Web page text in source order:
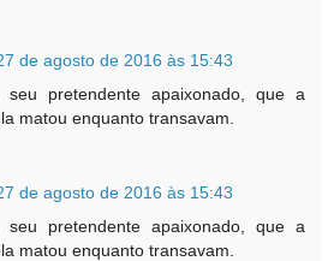
de agosto de 2016 às 15:43
seu pretendente apaixonado, que a
matou enquanto transavam.
de agosto de 2016 às 15:43
seu pretendente apaixonado, que a
matou enquanto transavam.